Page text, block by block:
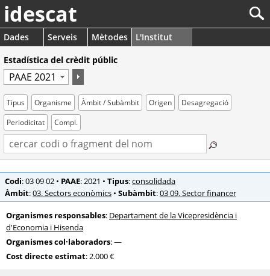
idescat
Dades Serveis Mètodes
L'Institut
Estadística del crèdit públic
Tipus Organisme Àmbit / Subàmbit Origen
Desagregació
Periodicitat
Compl.
Codi: 03 09 02 • PAAE: 2021 • Tipus:consolidada
Àmbit:03. Sectors econòmics • Subàmbit:03 09. Sector financer
Organismes responsables: Departament de la Vicepresidència i
d'Economia i Hisenda
Organismes col·laboradors: —
Cost directe estimat: 2.000 €